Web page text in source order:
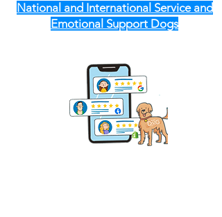
National and International Service and
Emotional Support Dogs